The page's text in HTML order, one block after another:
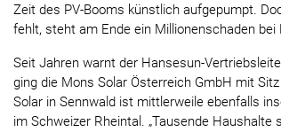
Zeit des PV-Booms künstlich aufgepumpt.
fehlt, steht am Ende ein Millionenschaden bei
Seit Jahren warnt der Hansesun-
ging die Mons Solar Österreich GmbH mit
Solar in Sennwald ist mittlerweile ebenfalls
im Schweizer Rheintal. „Tausende